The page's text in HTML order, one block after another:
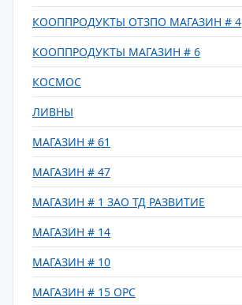
КООППРОДУКТЫ ОТЗПО МАГАЗИН # 4
КООППРОДУКТЫ МАГАЗИН # 6
КОСМОС
ЛИВНЫ
МАГАЗИН # 61
МАГАЗИН # 47
МАГАЗИН # 1 ЗАО ТД РАЗВИТИЕ
МАГАЗИН # 14
МАГАЗИН # 10
МАГАЗИН # 15 ОРС